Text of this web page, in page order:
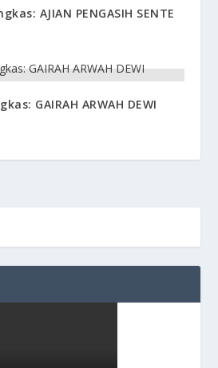
AJIAN PENGASIH SENTE
GAIRAH ARWAH DEWI